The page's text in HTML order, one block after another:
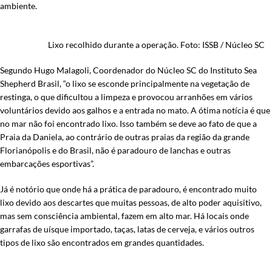
ambiente.
Lixo recolhido durante a operação. Foto: ISSB / Núcleo SC
Segundo Hugo Malagoli, Coordenador do Núcleo SC do Instituto Sea
Shepherd Brasil, “o lixo se esconde principalmente na vegetação de
restinga, o que dificultou a limpeza e provocou arranhões em vários
voluntários devido aos galhos e a entrada no mato. A ótima notícia é que
no mar não foi encontrado lixo. Isso também se deve ao fato de que a
Praia da Daniela, ao contrário de outras praias da região da grande
Florianópolis e do Brasil, não é paradouro de lanchas e outras
embarcações esportivas”.
Já é notório que onde há a prática de paradouro, é encontrado muito
lixo devido aos descartes que muitas pessoas, de alto poder aquisitivo,
mas sem consciência ambiental, fazem em alto mar. Há locais onde
garrafas de uísque importado, taças, latas de cerveja, e vários outros
tipos de lixo são encontrados em grandes quantidades.